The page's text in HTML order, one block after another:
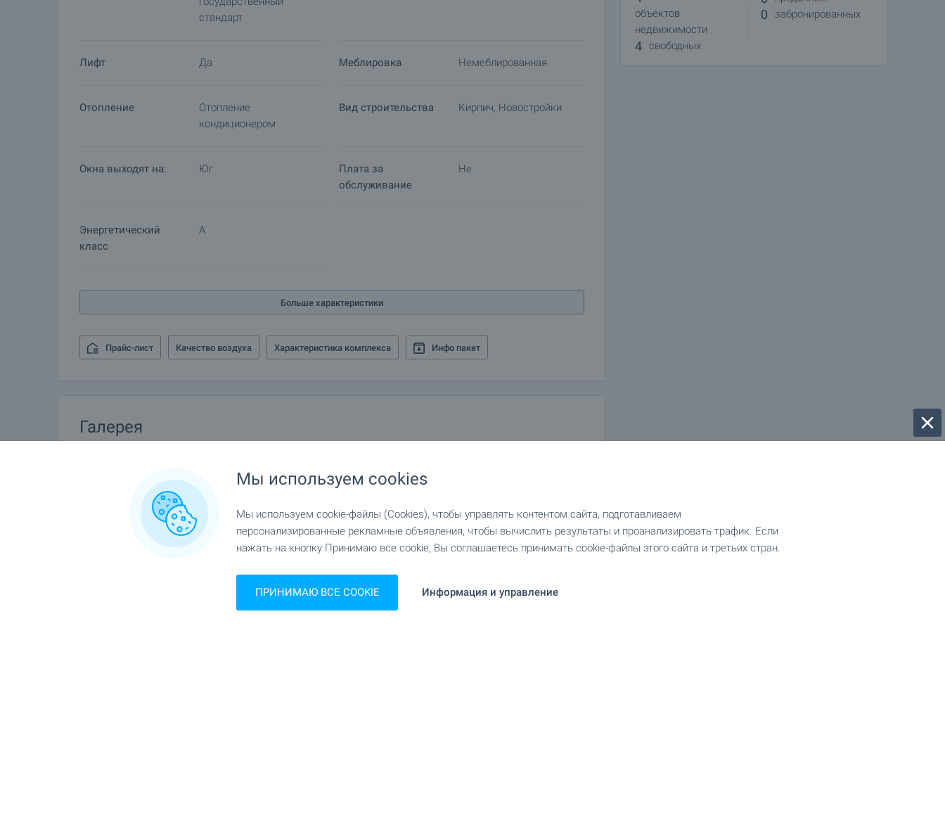
Резервирование недвижимости
Объект может быть зарезервирован и снят с продажи с внесением залога, после чего прекращаются
предварительного и окончательного договора. Пожалуйста, свяжитесь с ответственным брокером по
данному объекту недвижимости для получения подробной информации о процедуре покупки и порядке
стандарт
Лифт Да Меблировка Немеблированная
Отопление
Отопление
кондиционером
Вид строительства Кирпич, Новостройки
Окна выходят на: Юг
Плата за
обслуживание
Не
Энергетический
класс
A
Больше характеристики
Прайс-лист Качество воздуха Характеристика комплекса Инфо пакет
Галерея
объектов
недвижимости
4 свободных
0 забронированных
Мы используем cookies
Мы используем cookie-файлы (Cookies), чтобы управлять контентом сайта, подготавливаем
персонализированные рекламные объявления, чтобы вычислить результаты и проанализировать трафик. Если
нажать на кнопку Принимаю все cookie, Вы соглашаетесь принимать cookie-файлы этого сайта и третьих стран.
ПРИНИМАЮ ВСЕ COOKIE Информация и управление